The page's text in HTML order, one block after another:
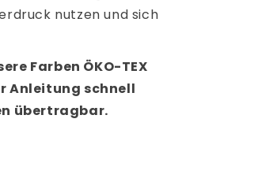
nutzen und sich
Farben ÖKO-TEX
Anleitung schnell
übertragbar.